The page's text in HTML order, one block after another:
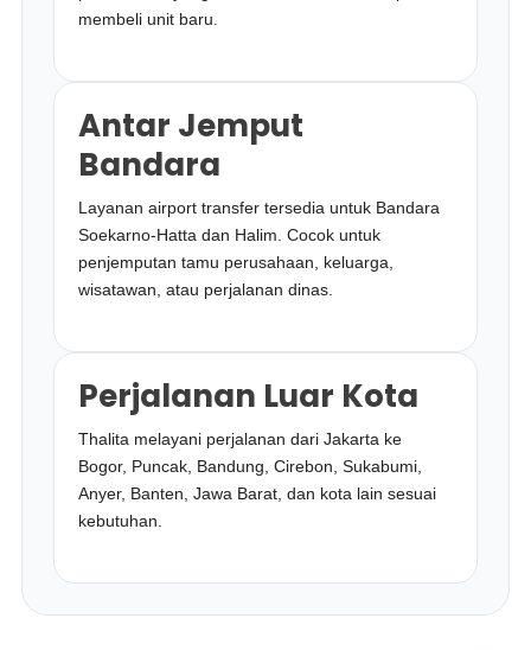
membeli unit baru.
Antar Jemput
Bandara
Layanan airport transfer tersedia untuk Bandara
Soekarno-Hatta dan Halim. Cocok untuk
penjemputan tamu perusahaan, keluarga,
wisatawan, atau perjalanan dinas.
Perjalanan Luar Kota
Thalita melayani perjalanan dari Jakarta ke
Bogor, Puncak, Bandung, Cirebon, Sukabumi,
Anyer, Banten, Jawa Barat, dan kota lain sesuai
kebutuhan.